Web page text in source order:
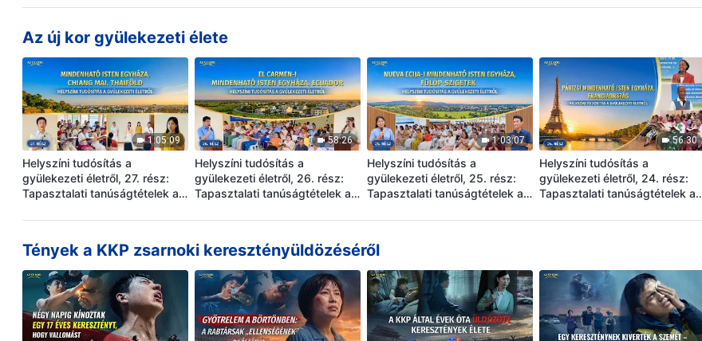
Az új kor gyülekezeti élete
1:05:09
Helyszíni tudósítás a
gyülekezeti életről, 27. rész:
Tapasztalati tanúságtételek az
Egyházából, Ecuadorból: A
útjának megtalálása
58:26
Helyszíni tudósítás a
gyülekezeti életről, 26. rész:
Tapasztalati tanúságtételek az
Egyházából, Ecuadorból: A
útjának megtalálása
1:03:07
Helyszíni tudósítás a
gyülekezeti életről, 25. rész:
Tapasztalati tanúságtételek a
Egyházából, a Fülöp-
gyakorlása és megértése által
érheti el az ember a
szabadságot és a
felszabadulást
56:30
Helyszíni tudósítás a
gyülekezeti életről, 24. rész:
Tapasztalati tanúságtételek a
Egyházából, Franciaországból:
meg a vétkezés kiváltó oka
Tények a KKP zsarnoki keresztényüldözéséről